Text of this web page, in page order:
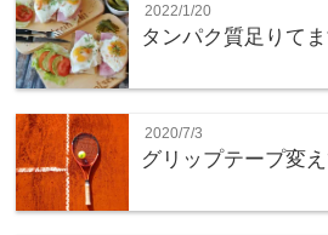
2022/1/20
タンパク質足りて
2020/7/3
グリップテープ変